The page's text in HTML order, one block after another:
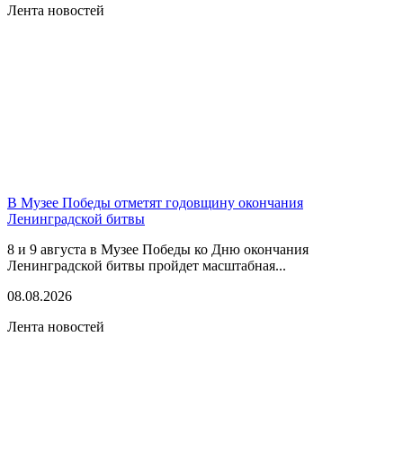
Лента новостей
В Музее Победы отметят годовщину окончания
Ленинградской битвы
8 и 9 августа в Музее Победы ко Дню окончания
Ленинградской битвы пройдет масштабная...
08.08.2026
Лента новостей